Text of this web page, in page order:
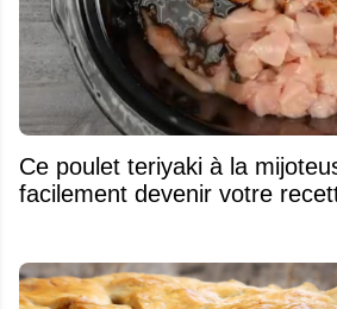
Ce poulet teriyaki à la
facilement devenir votre